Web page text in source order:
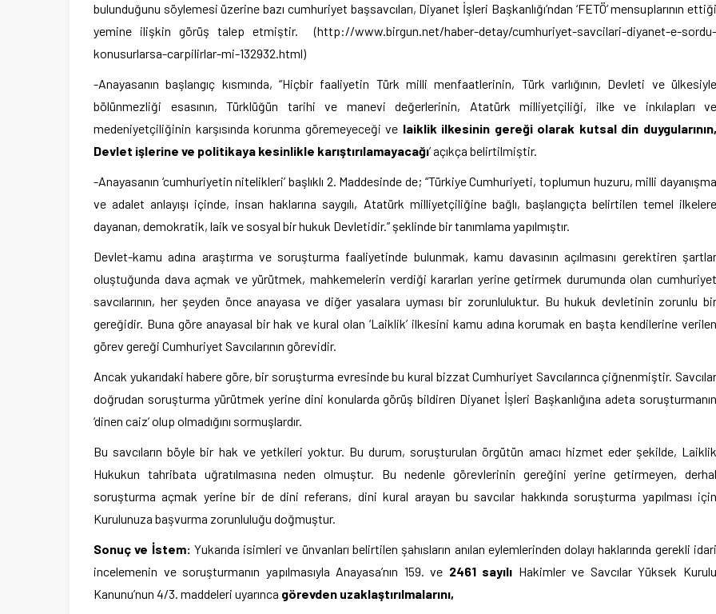
bulunduğunu söylemesi üzerine bazı cumhuriyet başsavcıları, Diyanet İşleri Başkanlığı’ndan ‘FETÖ’ mensuplarının ettiği
yemine ilişkin görüş talep etmiştir. (http://www.birgun.net/haber-detay/cumhuriyet-savcilari-diyanet-e-sordu-
konusurlarsa-carpilirlar-mi-132932.html)
-Anayasanın başlangıç kısmında, “Hiçbir faaliyetin Türk milli menfaatlerinin, Türk varlığının, Devleti ve ülkesiyle
bölünmezliği esasının, Türklüğün tarihi ve manevi değerlerinin, Atatürk milliyetçiliği, ilke ve inkılapları ve
medeniyetçiliğinin karşısında korunma göremeyeceği ve laiklik ilkesinin gereği olarak kutsal din
Devlet işlerine ve politikaya kesinlikle karıştırılamayacağı’ açıkça belirtilmiştir.
-Anayasanın ‘cumhuriyetin nitelikleri’ başlıklı 2. Maddesinde de; “Türkiye Cumhuriyeti, toplumun huzuru, milli dayanışma
ve adalet anlayışı içinde, insan haklarına saygılı, Atatürk milliyetçiliğine bağlı, başlangıçta belirtilen temel ilkelere
dayanan, demokratik, laik ve sosyal bir hukuk Devletidir.” şeklinde bir tanımlama yapılmıştır.
Devlet-kamu adına araştırma ve soruşturma faaliyetinde bulunmak, kamu davasının açılmasını gerektiren şartlar
oluştuğunda dava açmak ve yürütmek, mahkemelerin verdiği kararları yerine getirmek durumunda olan cumhuriyet
savcılarının, her şeyden önce anayasa ve diğer yasalara uyması bir zorunluluktur. Bu hukuk devletinin zorunlu bir
gereğidir. Buna göre anayasal bir hak ve kural olan ‘Laiklik’ ilkesini kamu adına korumak en başta kendilerine verilen
görev gereği Cumhuriyet Savcılarının görevidir.
Ancak yukarıdaki habere göre, bir soruşturma evresinde bu kural bizzat Cumhuriyet Savcılarınca çiğnenmiştir. Savcılar
doğrudan soruşturma yürütmek yerine dini konularda görüş bildiren Diyanet İşleri Başkanlığına adeta soruşturmanın
‘dinen caiz’ olup olmadığını sormuşlardır.
Bu savcıların böyle bir hak ve yetkileri yoktur. Bu durum, soruşturulan örgütün amacı hizmet eder şekilde, Laiklik
Hukukun tahribata uğratılmasına neden olmuştur. Bu nedenle görevlerinin gereğini yerine getirmeyen, derhal
soruşturma açmak yerine bir de dini referans, dini kural arayan bu savcılar hakkında soruşturma yapılması için
Kurulunuza başvurma zorunluluğu doğmuştur.
Sonuç ve İstem: Yukarıda isimleri ve ünvanları belirtilen şahısların anılan eylemlerinden dolayı haklarında gerekli
incelemenin ve soruşturmanın yapılmasıyla Anayasa’nın 159. ve 2461 sayılı Hakimler ve Savcılar Yüksek
Kanunu’nun 4/3. maddeleri uyarınca görevden uzaklaştırılmalarını,